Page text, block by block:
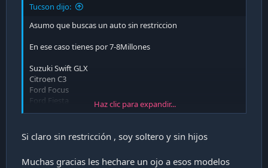
Tucson dijo:
Asumo que buscas un auto sin restriccion
En ese caso tienes por 7-8Millones
Suzuki Swift GLX
Citroen C3
Ford Focus
Ford Fiesta
Suzuki SX4
Haz clic para expandir...
Si claro sin restricción , soy soltero y sin hijos
Muchas gracias les hechare un ojo a esos modelos